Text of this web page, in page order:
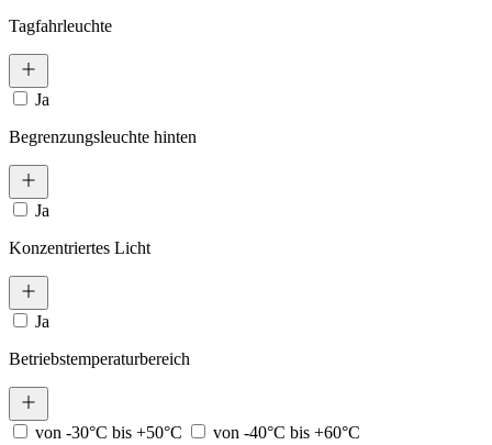
Tagfahrleuchte
Ja
Begrenzungsleuchte hinten
Ja
Konzentriertes Licht
Ja
Betriebstemperaturbereich
von -30°C bis +50°C von -40°C bis +60°C